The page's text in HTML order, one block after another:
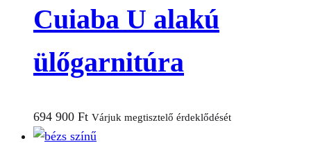
Cuiaba U alakú
ülőgarnitúra
694 900 Ft Várjuk megtisztelő érdeklődését